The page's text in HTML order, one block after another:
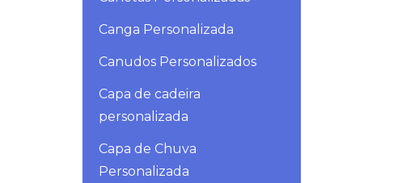
Canga Personalizada
Canudos Personalizados
Capa de cadeira
personalizada
Capa de Chuva
Personalizada